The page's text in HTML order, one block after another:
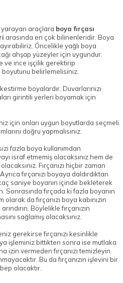
yarayan araçlara boya fırçası
arasında en çok bilinenleridir. Boya
Öncelikle yağlı boya
ahşap yüzeyler için uygundur.
ve ince işçilik gerektirip
boyutunu belirlemelisiniz.
boyalardır. Duvarlarınızı
girintili yerleri boyamak için
için onları uygun boyutlarda seçmeli
doğru yapmalısınız.
fazla boya kullanımdan
israf etmemiş olacaksınız hem de
Fırçanızı hiçbir zaman
fırçanızı boyaya daldırdıktan
saniye boyanın içinde bekleterek
Sonrasında fırçada ki fazla boyanın
da fırçanızı boya kabınızın
Böylelikle fırçanızın
sağlamış olacaksınız.
gerekirse fırçanızı kesinlikle
işleminiz bittikten sonra ise mutlaka
izin vermeden fırçanızı temizleyin.
Bu da fırçanızın işlevini bir
olacaktır.